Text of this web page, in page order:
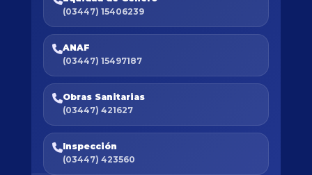
(03447) 15406239
ANAF
(03447) 15497187
Obras Sanitarias
(03447) 421627
Inspección
(03447) 423560